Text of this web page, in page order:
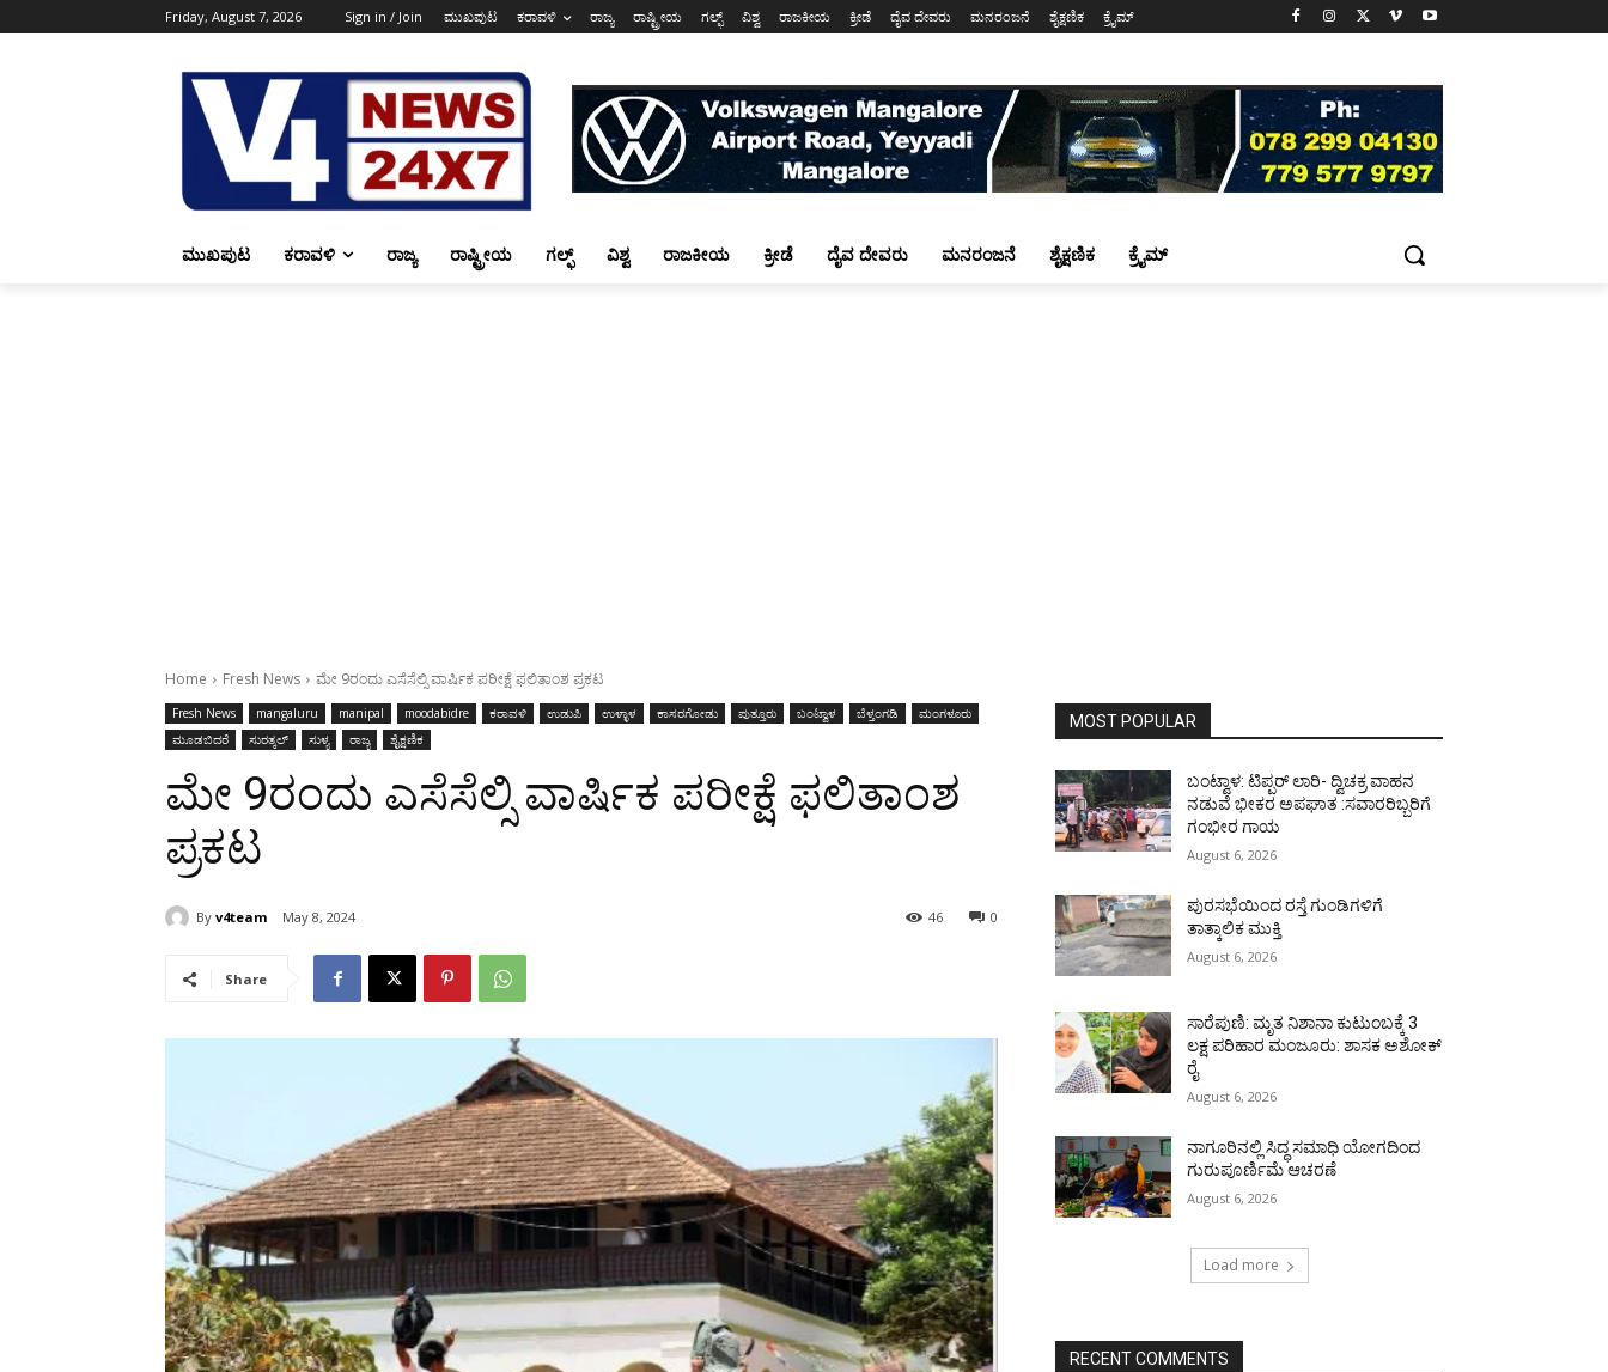
Friday, August 7, 2026 Sign in / Join ಮುಖಪುಟ ಕರಾವಳಿ ರಾಜ್ಯ ರಾಷ್ಟ್ರೀಯ ಗಲ್ಫ್ ವಿಶ್ವ ರಾಜಕೀಯ ಕ್ರೀಡೆ ದೈವ ದೇವರು ಮನರಂಜನೆ ಶೈಕ್ಷಣಿಕ ಕ್ರೈಮ್
ಮುಖಪುಟ ಕರಾವಳಿ ರಾಜ್ಯ ರಾಷ್ಟ್ರೀಯ ಗಲ್ಫ್ ವಿಶ್ವ ರಾಜಕೀಯ ಕ್ರೀಡೆ ದೈವ ದೇವರು ಮನರಂಜನೆ ಶೈಕ್ಷಣಿಕ ಕ್ರೈಮ್
Home Fresh News ಮೇ 9ರಂದು ಎಸೆಸೆಲ್ಸಿ ವಾರ್ಷಿಕ ಪರೀಕ್ಷೆ ಫಲಿತಾಂಶ ಪ್ರಕಟ
Fresh News mangaluru manipal moodabidre ಕರಾವಳಿ ಉಡುಪಿ ಉಳ್ಳಾಳ ಕಾಸರಗೋಡು ಪುತ್ತೂರು ಬಂಟ್ವಾಳ ಬೆಳ್ತಂಗಡಿ
ಮಂಗಳೂರು
ಮೂಡಬಿದರೆ
ಸುರತ್ಕಲ್ ಸುಳ್ಯ ರಾಜ್ಯ ಶೈಕ್ಷಣಿಕ
ಮೇ 9ರಂದು ಎಸೆಸೆಲ್ಸಿ ವಾರ್ಷಿಕ ಪರೀಕ್ಷೆ ಫಲಿತಾಂಶ
ಪ್ರಕಟ
By v4team May 8, 2024 0
46
Share
MOST POPULAR
ಬಂಟ್ವಾಳ: ಟಿಪ್ಪರ್ ಲಾರಿ- ದ್ವಿಚಕ್ರ ವಾಹನ
ನಡುವೆ ಭೀಕರ ಅಪಘಾತ :ಸವಾರರಿಬ್ಬರಿಗೆ
ಗಂಭೀರ ಗಾಯ
August 6, 2026
ಪುರಸಭೆಯಿಂದ ರಸ್ತೆ ಗುಂಡಿಗಳಿಗೆ
ತಾತ್ಕಾಲಿಕ ಮುಕ್ತಿ
August 6, 2026
ಸಾರೆಪುಣಿ: ಮೃತ ನಿಶಾನಾ ಕುಟುಂಬಕ್ಕೆ 3
ಲಕ್ಷ ಪರಿಹಾರ ಮಂಜೂರು: ಶಾಸಕ ಅಶೋಕ್
ರೈ
August 6, 2026
ನಾಗೂರಿನಲ್ಲಿ ಸಿದ್ಧ ಸಮಾಧಿ ಯೋಗದಿಂದ
ಗುರುಪೂರ್ಣಿಮೆ ಆಚರಣೆ
August 6, 2026
Load more
RECENT COMMENTS